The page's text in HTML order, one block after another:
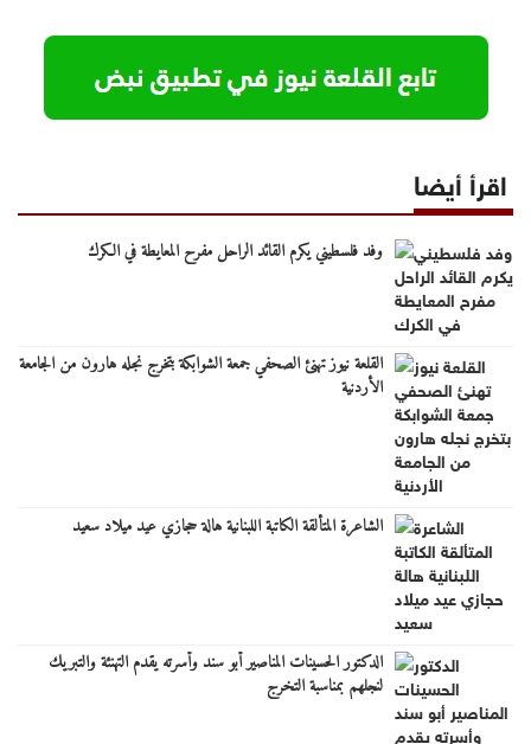
اقرأ أيضا
وفد فلسطيني يكرم القائد الراحل مفرح المعايطة في الكرك
القلعة نيوز تهنئ الصحفي جمعة الشوابكة بتخرج نجله هارون من الجامعة
الأردنية
الشاعرة المتألقة الكاتبة اللبنانية هالة حجازي عيد ميلاد سعيد
الدكتور الحسينات المناصير أبو سند وأسرته يقدم التهنئة والتبريك
لنجلهم بمناسبة التخرج